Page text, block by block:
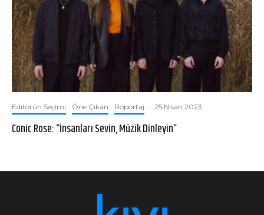
Editörün Seçimi Öne Çıkan Röportaj · 25 Nisan 2023
Conic Rose: “İnsanları Sevin, Müzik Dinleyin”